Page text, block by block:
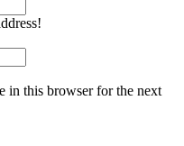
in this browser for the next